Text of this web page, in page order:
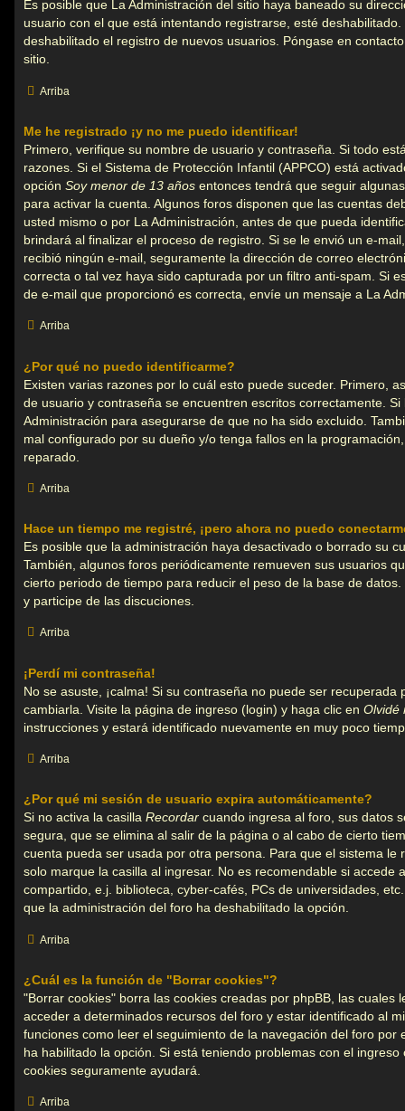
Es posible que La Administración del sitio haya baneado su
usuario con el que está intentando registrarse, esté
deshabilitado el registro de nuevos usuarios. Póngase en
sitio.
Arriba
Me he registrado ¡y no me puedo identificar!
Primero, verifique su nombre de usuario y contraseña. Si todo
razones. Si el Sistema de Protección Infantil (APPCO) está
opción Soy menor de 13 años entonces tendrá que seguir
para activar la cuenta. Algunos foros disponen que las cuentas
usted mismo o por La Administración, antes de que pueda
brindará al finalizar el proceso de registro. Si se le envió un e-
recibió ningún e-mail, seguramente la dirección de correo
correcta o tal vez haya sido capturada por un filtro anti-spam. Si
de e-mail que proporcionó es correcta, envíe un mensaje a La
Arriba
¿Por qué no puedo identificarme?
Existen varias razones por lo cuál esto puede suceder. Primero,
de usuario y contraseña se encuentren escritos correctamente.
Administración para asegurarse de que no ha sido excluido.
mal configurado por su dueño y/o tenga fallos en la
reparado.
Arriba
Hace un tiempo me registré, ¡pero ahora no puedo
Es posible que la administración haya desactivado o borrado su
También, algunos foros periódicamente remueven sus usuarios
cierto periodo de tiempo para reducir el peso de la base de
y participe de las discuciones.
Arriba
¡Perdí mi contraseña!
No se asuste, ¡calma! Si su contraseña no puede ser recuperada
cambiarla. Visite la página de ingreso (login) y haga clic en Olvidé
instrucciones y estará identificado nuevamente en muy poco
Arriba
¿Por qué mi sesión de usuario expira automáticamente?
Si no activa la casilla Recordar cuando ingresa al foro, sus datos
segura, que se elimina al salir de la página o al cabo de cierto
cuenta pueda ser usada por otra persona. Para que el sistema le
solo marque la casilla al ingresar. No es recomendable si accede
compartido, e.j. biblioteca, cyber-cafés, PCs de universidades,
que la administración del foro ha deshabilitado la opción.
Arriba
¿Cuál es la función de "Borrar cookies"?
"Borrar cookies" borra las cookies creadas por phpBB, las cuales
acceder a determinados recursos del foro y estar identificado al
funciones como leer el seguimiento de la navegación del foro por
ha habilitado la opción. Si está teniendo problemas con el
cookies seguramente ayudará.
Arriba